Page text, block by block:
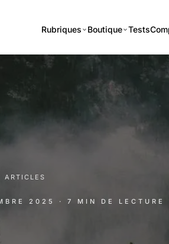
Rubriques Boutique Tests
ARTICLES
2025 · 7 MIN DE LECTURE